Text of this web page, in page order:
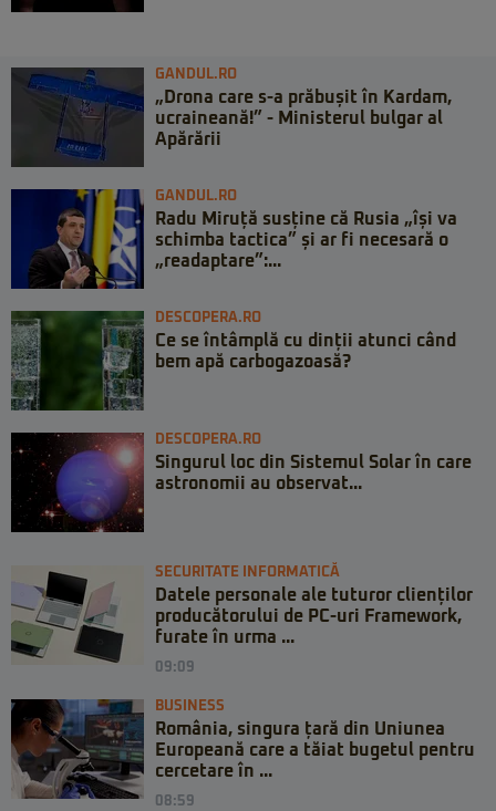
GANDUL.RO
„Drona care s-a prăbușit în Kardam,
ucraineană!” - Ministerul bulgar al
Apărării
GANDUL.RO
Radu Miruță susține că Rusia „își va
schimba tactica” și ar fi necesară o
„readaptare”:...
DESCOPERA.RO
Ce se întâmplă cu dinții atunci când
bem apă carbogazoasă?
DESCOPERA.RO
Singurul loc din Sistemul Solar în care
astronomii au observat...
SECURITATE INFORMATICĂ
Datele personale ale tuturor clienților
producătorului de PC-uri Framework,
furate în urma ...
09:09
BUSINESS
România, singura țară din Uniunea
Europeană care a tăiat bugetul pentru
cercetare în ...
08:59